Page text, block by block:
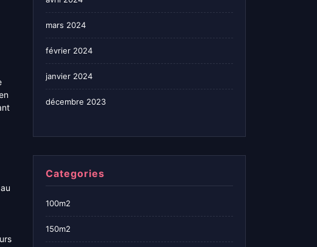
mars 2024
février 2024
janvier 2024
décembre 2023
Categories
100m2
150m2